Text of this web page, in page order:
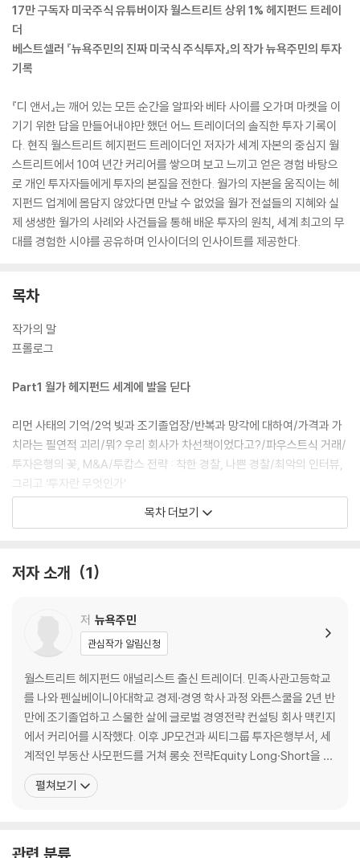
17만 구독자 미국주식 유튜버이자 월스트리트 상위 1% 헤지펀드 트레이
더
베스트셀러 『뉴욕주민의 진짜 미국식 주식투자』의 작가 뉴욕주민의 투자
기록
『디 앤서』는 깨어 있는 모든 순간을 알파와 베타 사이를 오가며 마켓을 이
기기 위한 답을 만들어내야만 했던 어느 트레이더의 솔직한 투자 기록이
다. 현직 월스트리트 헤지펀드 트레이더인 저자가 세계 자본의 중심지 월
스트리트에서 10여 년간 커리어를 쌓으며 보고 느끼고 얻은 경험 바탕으
로 개인 투자자들에게 투자의 본질을 전한다. 월가의 자본을 움직이는 헤
지펀드 업계에 몸담지 않았다면 만날 수 없었을 월가 전설들의 지혜와 실
제 생생한 월가의 사례와 사건들을 통해 배운 투자의 원칙, 세계 최고의 무
대를 경험한 시야를 공유하며 인사이더의 인사이트를 제공한다.
목차
작가의 말
프롤로그
Part1 월가 헤지펀드 세계에 발을 딛다
리먼 사태의 기억/2억 빚과 조기졸업장/반복과 망각에 대하여/가격과 가
치라는 필연적 괴리/뭐? 우리 회사가 차선책이었다고?/파우스트식 거래/
투자은행의 꽃, M&A/투캅스 전략 : 착한 경찰, 나쁜 경찰/최악의 인터뷰,
그리고 ‘투자란 무엇인가’
Part2 월스트리트의 자연 조절 법칙
단 하나의 숫자/ 천재들 사이에서 보통의 존재가 설 자리/ 결국 투자에서
펀드 트레이더의 하루
Part3 절대수익을 추구하는 헤지펀드 매니저들
‘밸류트랩’에 빠지다/ 나는 틀리지 않았어/ 시장은 항상 옳기 때문에/ 천재
들이 실패할 때/ 가장 존경하는 투자자/ 끝까지 살아남는 자들의 비결/ 월
스트리트 워라밸에 대하여/ 내가 잃은 것과 얻은 것/ 월스트리트를 떠나는
이유/ 월스트리트를 떠나지 못하는 이유
Part4 월스트리트 다이어리
가의 인연/ 월스트리트 난센스/ 불편한 친절이 주는 폭력/ 세 명만 모여도
목차 더보기
저자 소개 1
저 뉴욕주민
관심작가 알림신청
월스트리트 헤지펀드 애널리스트 출신 트레이더. 민족사관고등학교
를 나와 펜실베이니아대학교 경제·경영 학사 과정 와튼스쿨을 2년 반
만에 조기졸업하고 스물한 살에 글로벌 경영전략 컨설팅 회사 맥킨지
에서 커리어를 시작했다. 이후 JP모건과 씨티그룹 투자은행부서, 세
계적인 부동산 사모펀드를 거쳐 롱숏 전략Equity Long·Short을 구
사하는 헤지펀드 애널리스트, 트레이더로 활약하며 10여 년 이상 월
가에서 커리어를 쌓았다. 교육 활동에도 관심이 많아서 그사이 예일
펼쳐보기
관련 분류